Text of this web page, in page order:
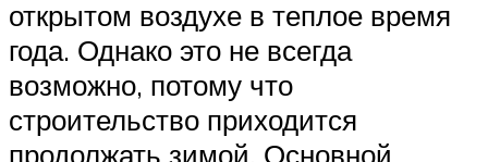
открытом воздухе в теплое время
года. Однако это не всегда
возможно, потому что
строительство приходится
продолжать зимой. Основной